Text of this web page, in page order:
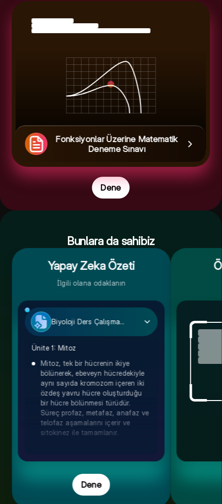
Fonksiyonlar Üzerine Matematik
Deneme Sınavı
Dene
Bunlara da sahibiz
Yapay Zeka Özeti
İlgili olana odaklanın
Biyoloji Ders Çalışma Rehberi
Ünite 1: Mitoz
Mitoz, tek bir hücrenin ikiye
bölünerek, ebeveyn hücredekiyle
aynı sayıda kromozom içeren iki
özdeş yavru hücre oluşturduğu
bir hücre bölünmesi türüdür.
Süreç profaz, metafaz, anafaz ve
telofaz aşamalarını içerir ve
sitokinez ile tamamlanır.
Dene